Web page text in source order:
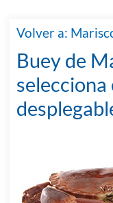
Volver a:
Buey de
selecciona